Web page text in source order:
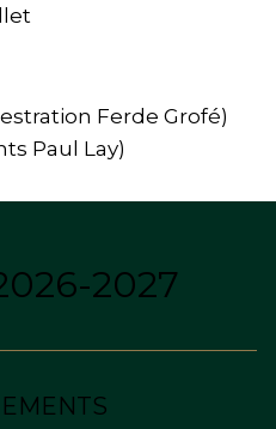
Ferde Grofé)
Paul Lay)
2027